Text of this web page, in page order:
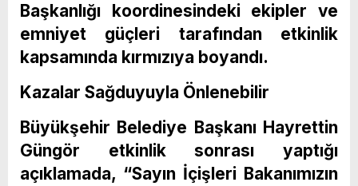
Başkanlığı koordinesindeki ekipler ve
emniyet güçleri tarafından etkinlik
kapsamında kırmızıya boyandı.
Kazalar Sağduyuyla Önlenebilir
Büyükşehir Belediye Başkanı Hayrettin
Güngör etkinlik sonrası yaptığı
açıklamada, “Sayın İçişleri Bakanımızın